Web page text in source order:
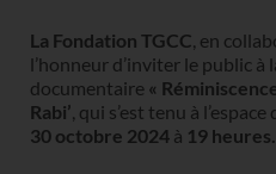
La Fondation TGCC, en
l’honneur d’inviter le public
documentaire «
Rabi’, qui s’est tenu à l’espace
30 octobre 2024 à 19 heures.